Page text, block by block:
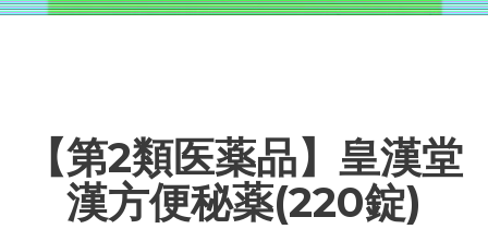
【第2類医薬品】皇漢堂
漢方便秘薬(220錠)